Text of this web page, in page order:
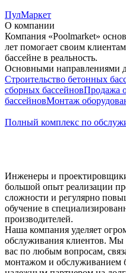
ПулМаркет
О компании
Компания «Poolmarket»
лет помогает своим
бассейне в реальность.
Основными направлениями
Строительство бетонных
сборных бассейновПродажа
бассейновМонтаж
Полный комплекс по
Инженеры и
большой опыт реализации
сложности и регулярно
обучение в
производителей.
Наша компания уделяет
обслуживания клиентов. Мы
вас по любым вопросам,
монтажом и обслуживанием